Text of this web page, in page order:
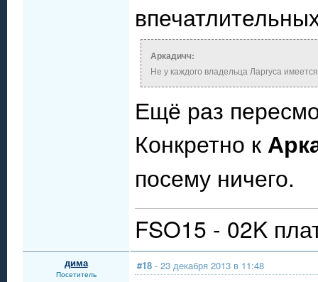
Аркадичч:
Не у каждого владельца Ларгуса
Ещё раз
Конкретно к
посему ничего.
FSO15 - 02K
дима
Посетитель
#18 - 23 декабря 2013 в 11:48